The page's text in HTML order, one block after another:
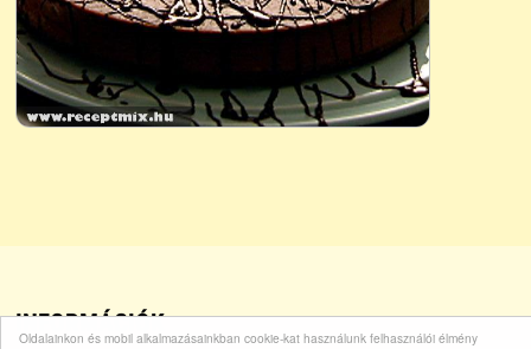
Oldalainkon és mobil alkalmazásainkban cookie-kat használunk felhasználói élmény
INFORMÁCIÓK